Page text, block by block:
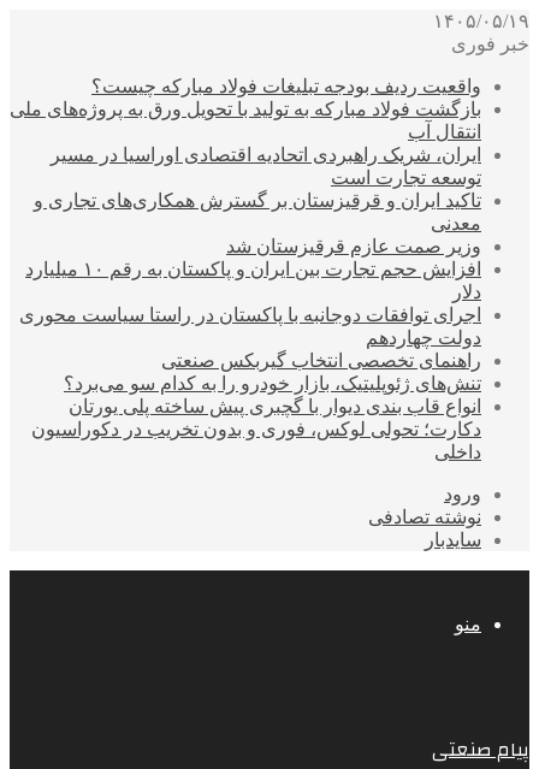
۱۴۰۵/۰۵/۱۹
خبر فوری
واقعیت ردیف بودجه تبلیغات فولاد مبارکه چیست؟
بازگشت فولاد مبارکه به تولید با تحویل ورق به پروژه‌های ملی
انتقال آب
ایران، شریک راهبردی اتحادیه اقتصادی اوراسیا در مسیر
توسعه تجارت است
تاکید ایران و قرقیزستان بر گسترش همکاری‌های تجاری و
معدنی
وزیر صمت عازم قرقیزستان شد
افزایش حجم تجارت بین ایران و پاکستان به رقم ۱۰ میلیارد
دلار
اجرای توافقات دوجانبه با پاکستان در راستا سیاست محوری
دولت چهاردهم
راهنمای تخصصی انتخاب گیربکس صنعتی
تنش‌های ژئوپلیتیک، بازار خودرو را به کدام سو می‌برد؟
انواع قاب بندی دیوار با گچبری پیش ساخته پلی یورتان
دکارت؛ تحولی لوکس، فوری و بدون تخریب در دکوراسیون
داخلی
ورود
نوشته تصادفی
سایدبار
منو
پیام صنعتی